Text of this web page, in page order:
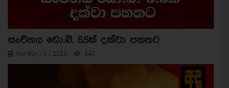
සංචිතය ඩො.බි. 6.5ක් දක්වා පහතට
Monday / 3 / 2026 340